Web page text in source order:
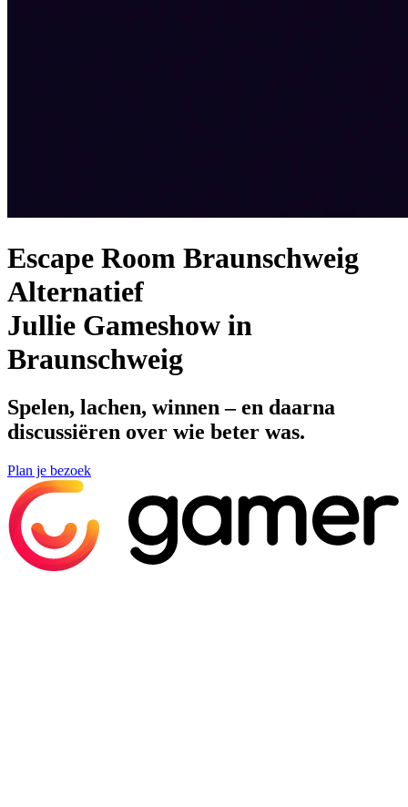
Escape Room Braunschweig
Alternatief
Jullie Gameshow in
Braunschweig
Spelen, lachen, winnen – en daarna
discussiëren over wie beter was.
Plan je bezoek